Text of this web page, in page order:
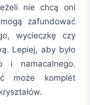
nie chcą oni
zafundować
wycieczkę czy
Lepiej, aby było
i namacalnego.
może komplet